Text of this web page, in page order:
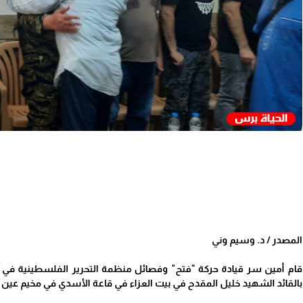
المصدر / د. وسيم وني
قام أمين سر قيادة حركة "فتح" وفصائل منظمة التحرير الفلسطينية
بالقائد الشهيد خليل المقدح في بيت العزاء في قاعة الأسدي في مخيم عين